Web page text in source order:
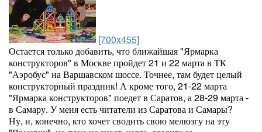
[700x455]
Остается только добавить, что ближайшая "Ярмарка
конструкторов" в Москве пройдет 21 и 22 марта в ТК
"Аэробус" на Варшавском шоссе. Точнее, там будет целый
конструкторный праздник! А кроме того, 21-22 марта
"Ярмарка конструкторов" поедет в Саратов, а 28-29 марта -
в Самару. У меня есть читатели из Саратова и Самары?
Ну, и, конечно, кто хочет сводить свою мелюзгу на эту